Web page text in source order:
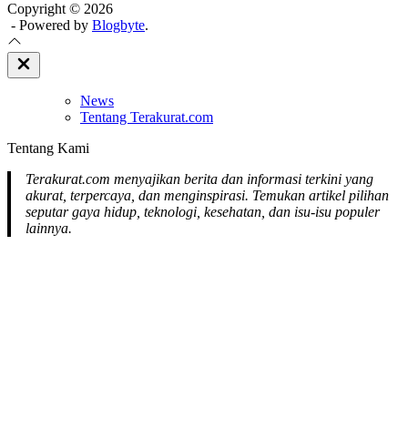
Copyright © 2026
- Powered by Blogbyte.
Close
Off
News
Tentang Terakurat.com
Tentang Kami
Terakurat.com menyajikan berita dan informasi terkini yang
akurat, terpercaya, dan menginspirasi. Temukan artikel pilihan
seputar gaya hidup, teknologi, kesehatan, dan isu-isu populer
lainnya.